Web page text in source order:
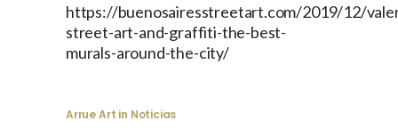
https://buenosairesstreetart.com/2019/12/
street-art-and-graffiti-the-best-
murals-around-the-city/
Arrue Art in Noticias